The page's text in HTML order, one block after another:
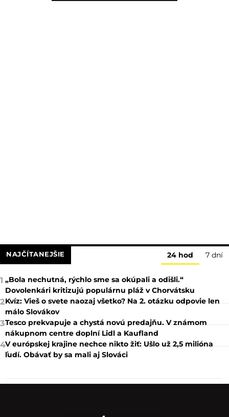
NAJČÍTANEJŠIE 24 hod 7 dní
1 „Bola nechutná, rýchlo sme sa okúpali a odišli.“
Dovolenkári kritizujú populárnu pláž v Chorvátsku
2Kvíz: Vieš o svete naozaj všetko? Na 2. otázku odpovie len
málo Slovákov
3Tesco prekvapuje a chystá novú predajňu. V známom
nákupnom centre doplní Lidl a Kaufland
4V európskej krajine nechce nikto žiť: Ušlo už 2,5 milióna
ľudí. Obávať by sa mali aj Slováci